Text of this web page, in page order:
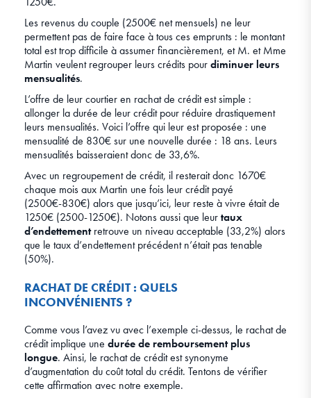
Les revenus du couple (2500€ net mensuels) ne leur
permettent pas de faire face à tous ces emprunts : le montant
total est trop difficile à assumer financièrement, et M. et Mme
Martin veulent regrouper leurs crédits pourdiminuer leurs
mensualités.
L’offre de leur courtier en rachat de crédit est simple :
allonger la durée de leur crédit pour réduire drastiquement
leurs mensualités. Voici l’offre qui leur est proposée : une
mensualité de 830€ sur une nouvelle durée : 18 ans. Leurs
mensualités baisseraient donc de 33,6%.
Avec un regroupement de crédit, il resterait donc 1670€
chaque mois aux Martin une fois leur crédit payé
(2500€-830€) alors que jusqu’ici, leur reste à vivre était de
1250€ (2500-1250€). Notons aussi que leurtaux
d’endettementretrouve un niveau acceptable (33,2%) alors
que le taux d’endettement précédent n’était pas tenable
(50%).
RACHAT DE CRÉDIT : QUELS
INCONVÉNIENTS ?
Comme vous l’avez vu avec l’exemple ci-dessus, le rachat de
crédit implique une durée de remboursement plus
longue. Ainsi, le rachat de crédit est synonyme
d’augmentation du coût total du crédit. Tentons de vérifier
cette affirmation avec notre exemple.